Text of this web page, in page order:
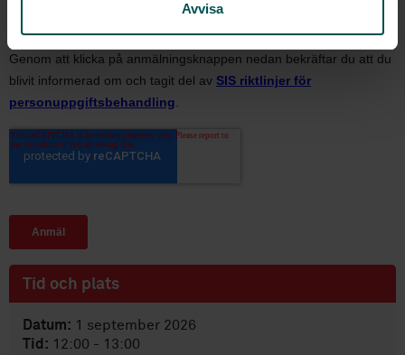
Avvisa
Tid och plats
Datum: 1 september 2026
Tid: 12:00 - 13:00